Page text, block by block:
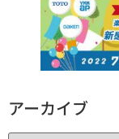
アーカイブ